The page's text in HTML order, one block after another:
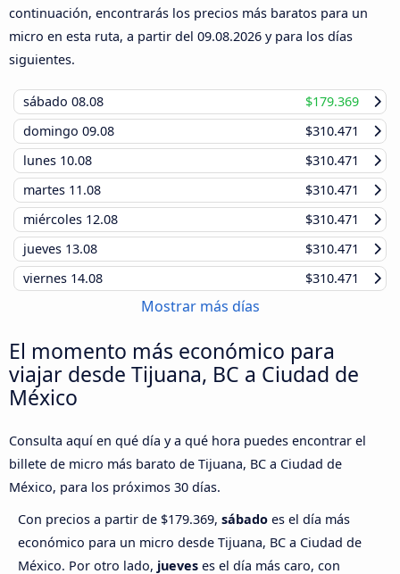
continuación, encontrarás los precios más baratos para un
micro en esta ruta, a partir del 09.08.2026 y para los días
siguientes.
sábado 08.08
$179.369
domingo 09.08
$310.471
lunes 10.08
$310.471
martes 11.08
$310.471
miércoles 12.08
$310.471
jueves 13.08
$310.471
viernes 14.08 $310.471
Mostrar más días
El momento más económico para
viajar desde Tijuana, BC a Ciudad de
México
Consulta aquí en qué día y a qué hora puedes encontrar el
billete de micro más barato de Tijuana, BC a Ciudad de
México, para los próximos 30 días.
Con precios a partir de $179.369, sábado es el día más
económico para un micro desde Tijuana, BC a Ciudad de
México. Por otro lado, jueves es el día más caro, con